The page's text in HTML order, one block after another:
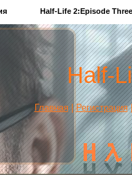
Half-Life 2:Episode Three
Half-
Главная|Регистрация